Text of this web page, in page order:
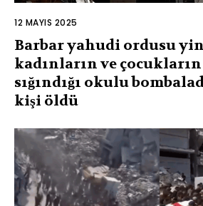
12 MAYIS 2025
Barbar yahudi ordusu
kadınların ve çocukların
sığındığı okulu
kişi öldü